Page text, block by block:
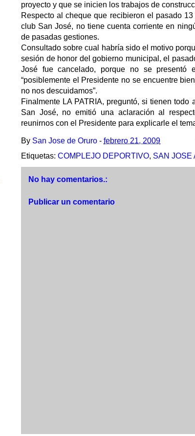
proyecto y que se inicien los trabajos de
Respecto al cheque que recibieron el pasado
club San José, no tiene cuenta corriente en
de pasadas gestiones.
Consultado sobre cual habría sido el motivo
sesión de honor del gobierno municipal, el
José fue cancelado, porque no se
“posiblemente el Presidente no se encuentre
no nos descuidamos”.
Finalmente LA PATRIA, preguntó, si tienen
San José, no emitió una aclaración al
reunirnos con el Presidente para explicarle el
By San Jose de Oruro - febrero 21, 2009
Etiquetas: COMPLEJO DEPORTIVO, SAN JOSE
No hay comentarios.:
Publicar un comentario